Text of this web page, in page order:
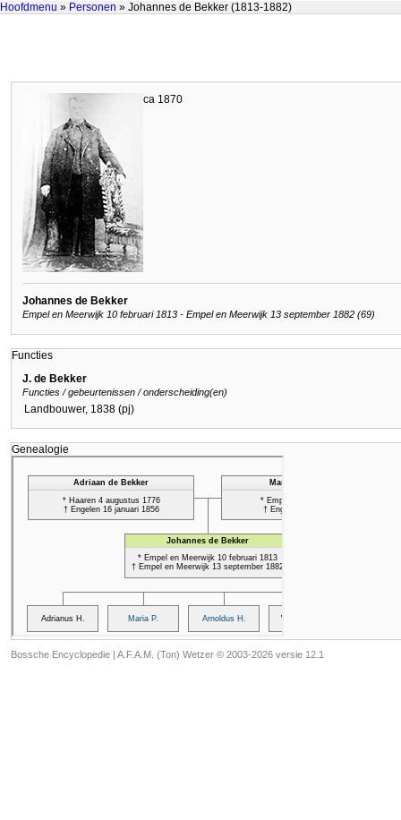
Hoofdmenu » Personen » Johannes de Bekker (1813-1882)
ca 1870
Johannes de Bekker
Empel en Meerwijk 10 februari 1813 - Empel en Meerwijk 13 september 1882 (69)
Functies
J. de Bekker
Functies / gebeurtenissen / onderscheiding(en)
Landbouwer, 1838 (pj)
Genealogie
Bossche Encyclopedie | A.F.A.M. (Ton) Wetzer © 2003-2026 versie 12.1